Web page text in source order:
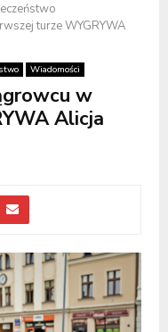
turze WYGRYWA
Wiadomości
w
Alicja